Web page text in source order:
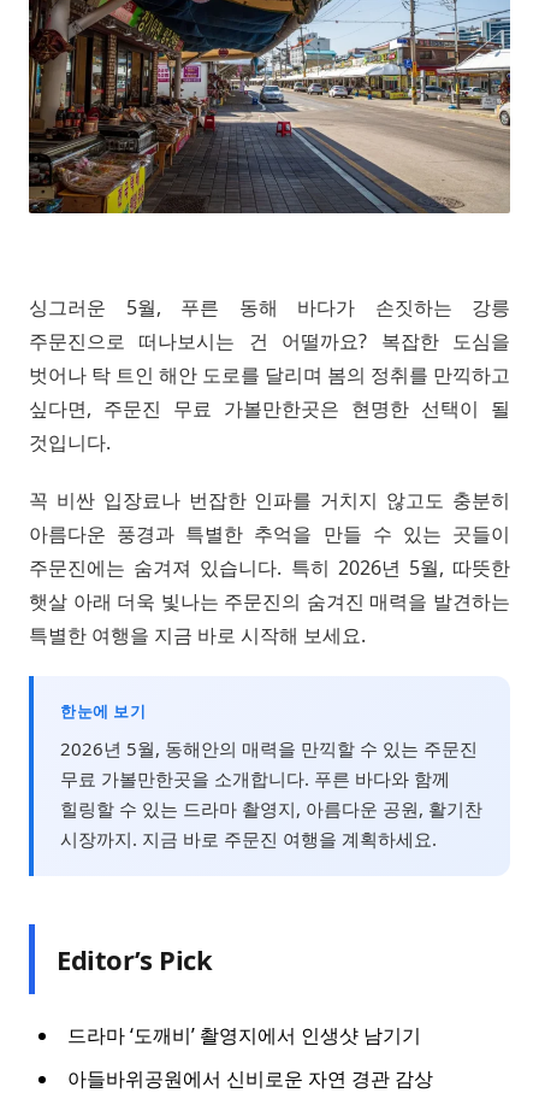
싱그러운 5월, 푸른 동해 바다가 손짓하는 강릉
주문진으로 떠나보시는 건 어떨까요? 복잡한 도심을
벗어나 탁 트인 해안 도로를 달리며 봄의 정취를 만끽하고
싶다면, 주문진 무료 가볼만한곳은 현명한 선택이 될
것입니다.
꼭 비싼 입장료나 번잡한 인파를 거치지 않고도 충분히
아름다운 풍경과 특별한 추억을 만들 수 있는 곳들이
주문진에는 숨겨져 있습니다. 특히 2026년 5월, 따뜻한
햇살 아래 더욱 빛나는 주문진의 숨겨진 매력을 발견하는
특별한 여행을 지금 바로 시작해 보세요.
한눈에 보기
2026년 5월, 동해안의 매력을 만끽할 수 있는 주문진
무료 가볼만한곳을 소개합니다. 푸른 바다와 함께
힐링할 수 있는 드라마 촬영지, 아름다운 공원, 활기찬
시장까지. 지금 바로 주문진 여행을 계획하세요.
Editor’s Pick
드라마 ‘도깨비’ 촬영지에서 인생샷 남기기
아들바위공원에서 신비로운 자연 경관 감상